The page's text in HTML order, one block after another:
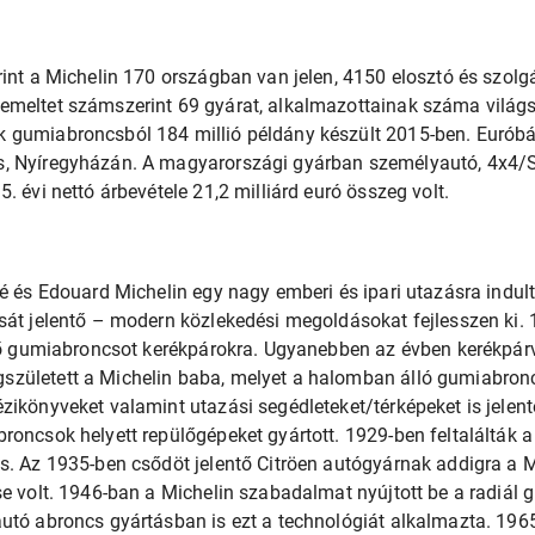
a Michelin 170 országban van jelen, 4150 elosztó és
számszerint 69 gyárat, alkalmazottainak száma
gumiabroncsból 184 millió példány készült 2015-ben.
Nyíregyházán. A magyarországi gyárban személyautó, 4x4/
évi nettó árbevétele 21,2 milliárd euró összeg volt.
és Edouard Michelin egy nagy emberi és ipari utazásra
jelentő – modern közlekedési megoldásokat fejlesszen ki.
kerékpárokra. Ugyanebben az évben
a Michelin baba, melyet a halomban álló
valamint utazási segédleteket/térképeket is
helyett repülőgépeket gyártott. 1929-ben feltalálták
Az 1935-ben csődöt jelentő Citröen autógyárnak addigra a
volt. 1946-ban a Michelin szabadalmat nyújtott be a radiál
abroncs gyártásban is ezt a technológiát alkalmazta.